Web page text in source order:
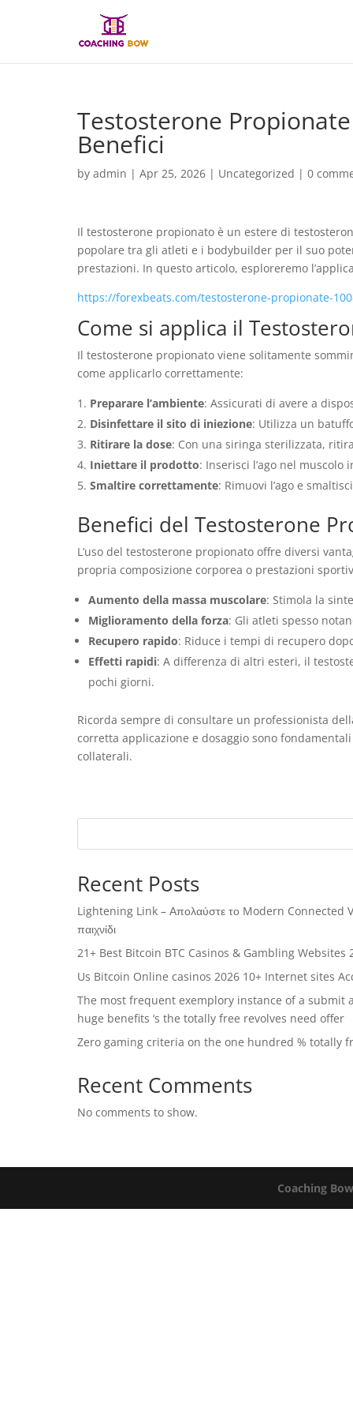
Testosterone
Benefici
by admin | Apr 25, 2026 | Uncategorized | 0
Il testosterone propionato è un estere di
popolare tra gli atleti e i bodybuilder per il suo
prestazioni. In questo articolo, esploreremo
https://forexbeats.com/testosterone-propionate-
Come si applica il
Il testosterone propionato viene solitamente
come applicarlo correttamente:
Preparare l’ambiente: Assicurati di avere a
Disinfettare il sito di iniezione: Utilizza un
Ritirare la dose: Con una siringa sterilizzata,
Iniettare il prodotto: Inserisci l’ago nel
Smaltire correttamente: Rimuovi l’ago e
Benefici del Testosterone
L’uso del testosterone propionato offre diversi
propria composizione corporea o prestazioni
Aumento della massa muscolare: Stimola la
Miglioramento della forza: Gli atleti spesso
Recupero rapido: Riduce i tempi di recupero
Effetti rapidi: A differenza di altri esteri, il
pochi giorni.
Ricorda sempre di consultare un professionista
corretta applicazione e dosaggio sono
collaterali.
Recent Posts
Lightening Link – Απολαύστε το Modern Connected
παιχνίδι
21+ Best Bitcoin BTC Casinos & Gambling Websites
Us Bitcoin Online casinos 2026 10+ Internet sites
The most frequent exemplory instance of a
huge benefits ‘s the totally free revolves need offer
Zero gaming criteria on the one hundred % totally
Recent Comments
No comments to show.
Coaching